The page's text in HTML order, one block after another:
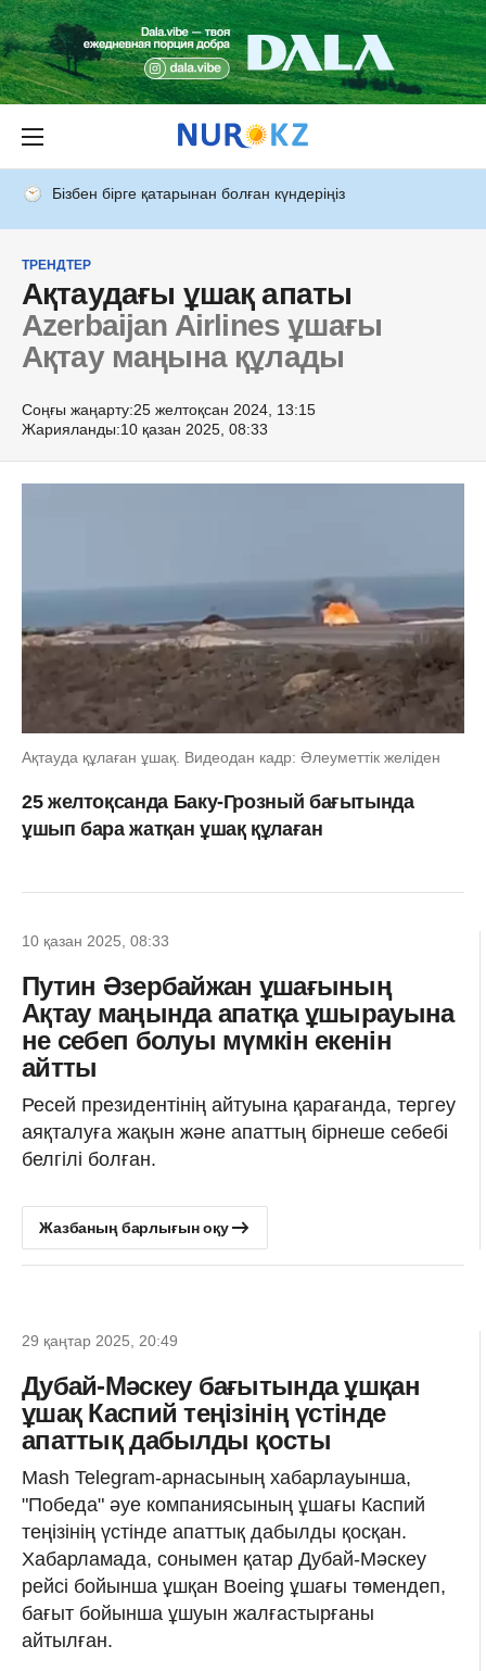
Бізбен бірге қатарынан болған күндеріңіз
ТРЕНДТЕР
Ақтаудағы ұшақ апаты
Azerbaijan Airlines ұшағы
Ақтау маңына құлады
Соңғы жаңарту:25 желтоқсан 2024, 13:15
Жарияланды:10 қазан 2025, 08:33
Ақтауда құлаған ұшақ. Видеодан кадр: Әлеуметтік желіден
25 желтоқсанда Баку-Грозный бағытында
ұшып бара жатқан ұшақ құлаған
10 қазан 2025, 08:33
Путин Әзербайжан ұшағының
Ақтау маңында апатқа ұшырауына
не себеп болуы мүмкін екенін
айтты
Ресей президентінің айтуына қарағанда, тергеу
аяқталуға жақын және апаттың бірнеше себебі
белгілі болған.
Жазбаның барлығын оқу
29 қаңтар 2025, 20:49
Дубай-Мәскеу бағытында ұшқан
ұшақ Каспий теңізінің үстінде
апаттық дабылды қосты
Mash Telegram-арнасының хабарлауынша,
"Победа" әуе компаниясының ұшағы Каспий
теңізінің үстінде апаттық дабылды қосқан.
Хабарламада, сонымен қатар Дубай-Мәскеу
рейсі бойынша ұшқан Boeing ұшағы төмендеп,
бағыт бойынша ұшуын жалғастырғаны
айтылған.